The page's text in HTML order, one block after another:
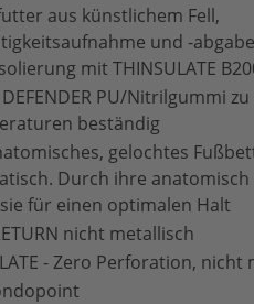
aus künstlichem Fell,
und -
mit THINSULATE
DEFENDER PU/Nitrilgummi
beständig
gelochtes
Durch ihre
für einen optimalen Halt
nicht metallisch
- Zero Perforation, nicht